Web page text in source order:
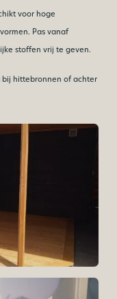
voor hoge
Pas vanaf
stoffen vrij te geven.
bij hittebronnen of achter